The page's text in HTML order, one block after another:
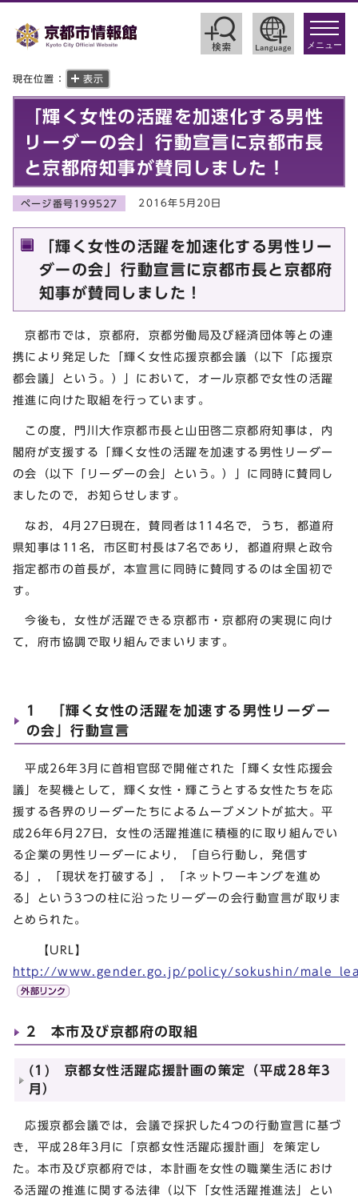
toggle
メニュー
現在位置： 表示
「輝く女性の活躍を加速化する男性
リーダーの会」行動宣言に京都市長
と京都府知事が賛同しました！
ページ番号199527 2016年5月20日
「輝く女性の活躍を加速化する男性リー
ダーの会」行動宣言に京都市長と京都府
知事が賛同しました！
京都市では，京都府，京都労働局及び経済団体等との連
携により発足した「輝く女性応援京都会議（以下「応援京
都会議」という。）」において，オール京都で女性の活躍
推進に向けた取組を行っています。
この度，門川大作京都市長と山田啓二京都府知事は，内
閣府が支援する「輝く女性の活躍を加速する男性リーダー
の会（以下「リーダーの会」という。）」に同時に賛同し
ましたので，お知らせします。
なお，4月27日現在，賛同者は114名で，うち，都道府
県知事は11名，市区町村長は7名であり，都道府県と政令
指定都市の首長が，本宣言に同時に賛同するのは全国初で
す。
今後も，女性が活躍できる京都市・京都府の実現に向け
て，府市協調で取り組んでまいります。
1 「輝く女性の活躍を加速する男性リーダー
の会」行動宣言
平成26年3月に首相官邸で開催された「輝く女性応援会
議」を契機として，輝く女性・輝こうとする女性たちを応
援する各界のリーダーたちによるムーブメントが拡大。平
成26年6月27日，女性の活躍推進に積極的に取り組んでい
る企業の男性リーダーにより，「自ら行動し，発信す
る」，「現状を打破する」，「ネットワーキングを進め
る」という3つの柱に沿ったリーダーの会行動宣言が取りま
とめられた。
【URL】
http://www.gender.go.jp/policy/sokushin/
2 本市及び京都府の取組
(1) 京都女性活躍応援計画の策定（平成28年3
月）
応援京都会議では，会議で採択した4つの行動宣言に基づ
き，平成28年3月に「京都女性活躍応援計画」を策定し
た。本市及び京都府では，本計画を女性の職業生活におけ
る活躍の推進に関する法律（以下「女性活躍推進法」とい